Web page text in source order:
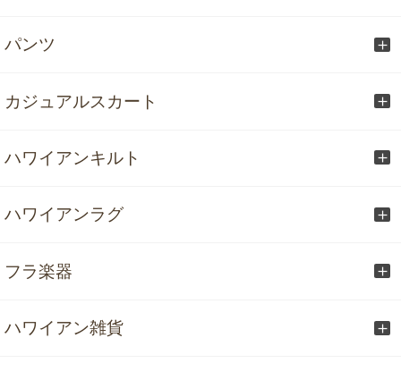
パンツ
カジュアルスカート
ハワイアンキルト
ハワイアンラグ
フラ楽器
ハワイアン雑貨